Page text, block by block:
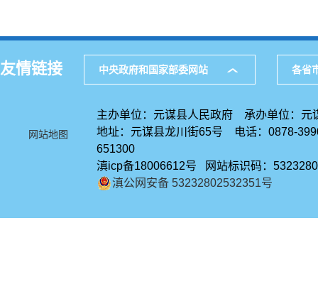
友情链接 中央政府和国家部委网站 各省
网站地图
主办单位：元谋县人民政府 承办单位：元
地址：元谋县龙川街65号 电话：0878-
651300
滇icp备18006612号 网站标识码：
滇公网安备 53232802532351号